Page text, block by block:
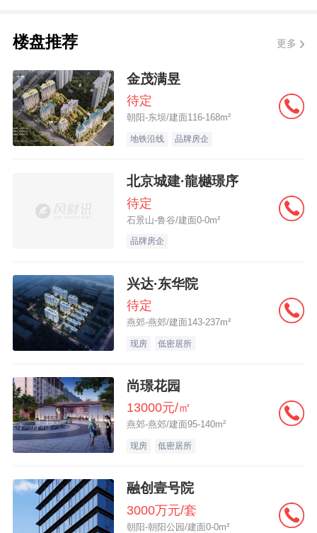
三、 产品力剖析：98-107平三四房，瞄准了
谁的痛点？
目前在售的98-107平三、四居室，可以说是
把目标客群研究透了。
98平三房：总价控制在280万左右。在广
州，这个总价能买到一套近地铁、带名校、
且是国企开发的三房，门槛相对友好。户型
妇或三口之家。
107平四房：总价约380万。这个户型做到了
四房设计，在功能性上很“内卷”，即使是三代
同堂或二胎家庭也能一步到位，减少了置换
成本。
从样板间来看，越秀在收纳空间和户型方正
四、理性看待“2.8万/平”的价格
楼盘推荐 更多
金茂满昱
待定
朝阳-东坝/建面116-168m²
地铁沿线 品牌房企
北京城建·龍樾璟序
待定
石景山-鲁谷/建面0-0m²
品牌房企
兴达·东华院
待定
燕郊-燕郊/建面143-237m²
现房 低密居所
尚璟花园
13000元/㎡
燕郊-燕郊/建面95-140m²
现房 低密居所
融创壹号院
3000万元/套
朝阳-朝阳公园/建面0-0m²